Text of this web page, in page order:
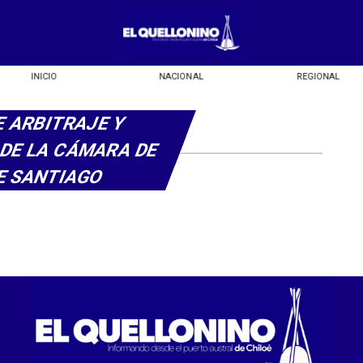
INICIO NACIONAL REGIONAL
ARBITRAJE Y
LA CÁMARA DE
SANTIAGO